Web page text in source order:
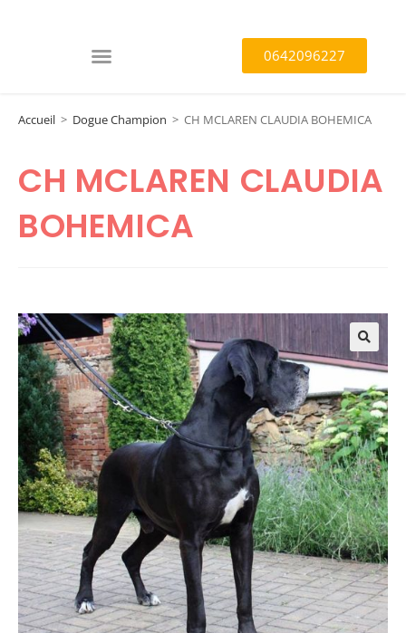
0642096227
Accueil > Dogue Champion > CH MCLAREN CLAUDIA BOHEMICA
CH MCLAREN CLAUDIA
BOHEMICA
🔍